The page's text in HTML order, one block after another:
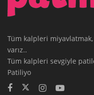
Tüm kalpleri
varız..
Tüm kalpleri sevgiyle
Patiliyo